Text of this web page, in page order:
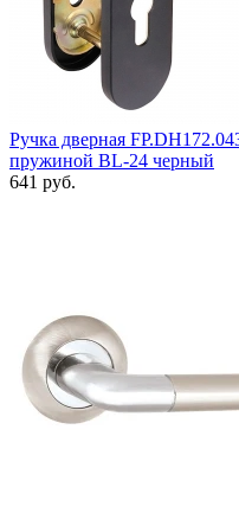
Ручка дверная
пружиной BL-24 черный
641 руб.